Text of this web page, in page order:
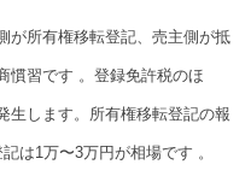
が所有権移転登記、売主側が抵
慣習です 。登録免許税のほ
生します。所有権移転登記の報
は1万〜3万円が相場です 。